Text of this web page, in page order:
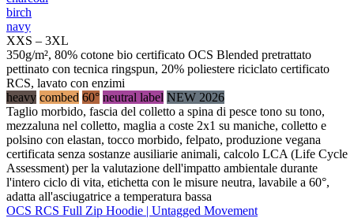
birch
navy
XXS – 3XL
350g/m², 80% cotone bio certificato OCS Blended pretrattato
pettinato con tecnica ringspun, 20% poliestere riciclato certificato
RCS, lavato con enzimi
heavy combed 60° neutral label NEW 2026
Taglio morbido, fascia del colletto a spina di pesce tono su tono,
mezzaluna nel colletto, maglia a coste 2x1 su maniche, colletto e
polsino con elastan, tocco morbido, felpato, produzione vegana
certificata senza sostanze ausiliarie animali, calcolo LCA (Life Cycle
Assessment) per la valutazione dell'impatto ambientale durante
l'intero ciclo di vita, etichetta con le misure neutra, lavabile a 60°,
adatta all'asciugatrice a temperatura bassa
OCS RCS Full Zip Hoodie | Untagged Movement